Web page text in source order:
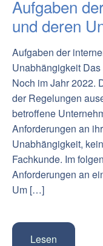
Aufgaben
und deren
Aufgaben der
Unabhängigkeit
Noch im Jahr 2022.
der Regelungen
betroffene
Anforderungen an
Unabhängigkeit,
Fachkunde. Im
Anforderungen an
Um […]
Lesen